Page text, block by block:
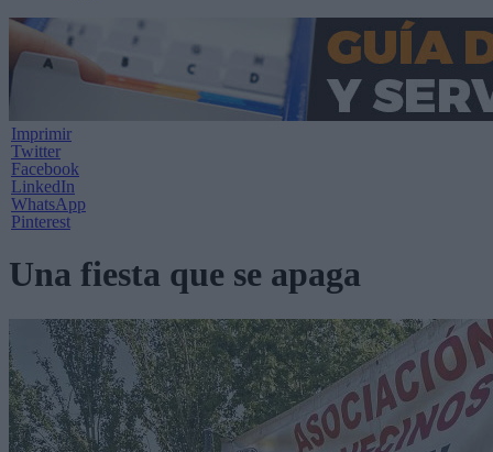
Imprimir
Twitter
Facebook
LinkedIn
WhatsApp
Pinterest
Una fiesta que se apaga